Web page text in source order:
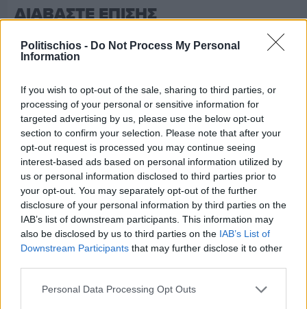
Politischios - Do Not Process My Personal
Information
If you wish to opt-out of the sale, sharing to third parties, or
processing of your personal or sensitive information for
targeted advertising by us, please use the below opt-out
section to confirm your selection. Please note that after your
opt-out request is processed you may continue seeing
interest-based ads based on personal information utilized by
us or personal information disclosed to third parties prior to
your opt-out. You may separately opt-out of the further
disclosure of your personal information by third parties on the
IAB’s list of downstream participants. This information may
also be disclosed by us to third parties on the IAB’s List of
Downstream Participants that may further disclose it to other
Personal Data Processing Opt Outs
ΔΙΑΒΑΣΤΕ ΕΠΙΣΗΣ
Χθες
Παναγιώτης Μυλωθρίδης: Η πλαστική
χειρουργική με επίκεντρο τον άνθρωπο